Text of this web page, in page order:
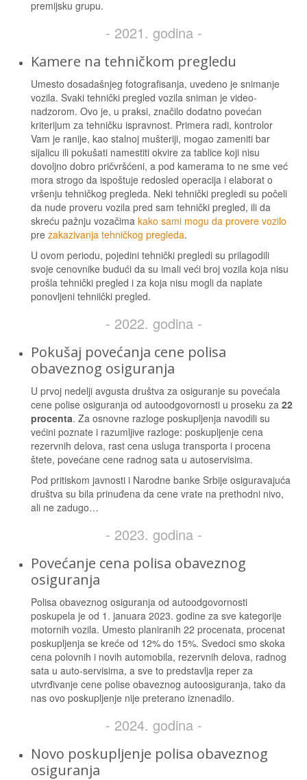
premijsku grupu.
- 2021. godina -
Kamere na tehničkom pregledu
Umesto dosadašnjeg fotografisanja, uvedeno je snimanje
vozila. Svaki tehnički pregled vozila sniman je video-
nadzorom. Ovo je, u praksi, značilo dodatno povećan
kriterijum za tehničku ispravnost. Primera radi, kontrolor
Vam je ranije, kao stalnoj mušteriji, mogao zameniti bar
sijalicu ili pokušati namestiti okvire za tablice koji nisu
dovoljno dobro pričvršćeni, a pod kamerama to ne sme već
mora strogo da ispoštuje redosled operacija i elaborat o
vršenju tehničkog pregleda. Neki tehnički pregledi su počeli
da nude proveru vozila pred sam tehnički pregled, ili da
skreću pažnju vozačima kako sami mogu da provere vozilo
pre zakazivanja tehničkog pregleda.
U ovom periodu, pojedini tehnički pregledi su prilagodili
svoje cenovnike budući da su imali veći broj vozila koja nisu
prošla tehnički pregled i za koja nisu mogli da naplate
ponovljeni tehniički pregled.
- 2022. godina -
Pokušaj povećanja cene polisa
obaveznog osiguranja
U prvoj nedelji avgusta društva za osiguranje su povećala
cene polise osiguranja od autoodgovornosti u proseku za 22
procenta. Za osnovne razloge poskupljenja navodili su
većini poznate i razumljive razloge: poskupljenje cena
rezervnih delova, rast cena usluga transporta i procena
štete, povećane cene radnog sata u autoservisima.
Pod pritiskom javnosti i Narodne banke Srbije osiguravajuća
društva su bila prinuđena da cene vrate na prethodni nivo,
ali ne zadugo…
- 2023. godina -
Povećanje cena polisa obaveznog
osiguranja
Polisa obaveznog osiguranja od autoodgovornosti
poskupela je od 1. januara 2023. godine za sve kategorije
motornih vozila. Umesto planiranih 22 procenata, procenat
poskupljenja se kreće od 12% do 15%. Svedoci smo skoka
cena polovnih i novih automobila, rezervnih delova, radnog
sata u auto-servisima, a sve to predstavlja reper za
utvrđivanje cene polise obaveznog autoosiguranja, tako da
nas ovo poskupljenje nije preterano iznenadilo.
- 2024. godina -
Novo poskupljenje polisa obaveznog
osiguranja